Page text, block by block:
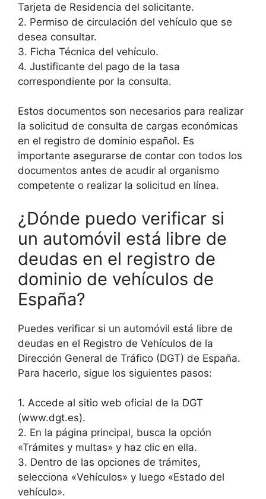
Tarjeta de Residencia del solicitante.
2. Permiso de circulación del vehículo que se
desea consultar.
3. Ficha Técnica del vehículo.
4. Justificante del pago de la tasa
correspondiente por la consulta.
Estos documentos son necesarios para realizar
la solicitud de consulta de cargas económicas
en el registro de dominio español. Es
importante asegurarse de contar con todos los
documentos antes de acudir al organismo
competente o realizar la solicitud en línea.
¿Dónde puedo verificar si
un automóvil está libre de
deudas en el registro de
dominio de vehículos de
España?
Puedes verificar si un automóvil está libre de
deudas en el Registro de Vehículos de la
Dirección General de Tráfico (DGT) de España.
Para hacerlo, sigue los siguientes pasos:
1. Accede al sitio web oficial de la DGT
(www.dgt.es).
2. En la página principal, busca la opción
«Trámites y multas» y haz clic en ella.
3. Dentro de las opciones de trámites,
selecciona «Vehículos» y luego «Estado del
vehículo».